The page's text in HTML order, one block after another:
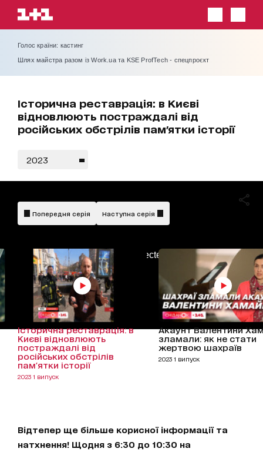
Голос країни: кастинг
Шлях майстра разом із Work.ua та KSE ProfTech - спецпроєкт
Історична реставрація: в Києві
відновлюють постраждалі від
російських обстрілів пам'ятки історії
2023
AdBlockDetected!
Попередня серія Наступна серія
Історична реставрація: в
Києві відновлюють
постраждалі від
російських обстрілів
пам'ятки історії
2023 1 випуск
Акаунт Валентини
зламали: як не стати
жертвою шахраїв
2023 1 випуск
Відтепер ще більше корисної інформації та
натхнення! Щодня з 6:30 до 10:30 на